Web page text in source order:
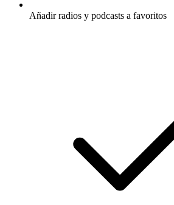
Añadir radios y podcasts a favoritos